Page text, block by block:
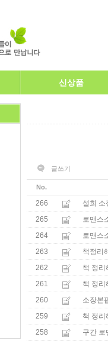
신상품
글쓰기
No.
266 설희 소
265
로맨스
264
로맨스
263
책정리
262
책 정리
261
책 정리
260
소장본
259
책 정리
258
구간 로